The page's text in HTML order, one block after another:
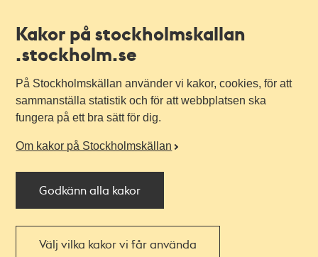
Kakor på stockholmskallan
.stockholm.se
På Stockholmskällan använder vi kakor, cookies, för att
sammanställa statistik och för att webbplatsen ska
fungera på ett bra sätt för dig.
Om kakor på Stockholmskällan
Godkänn alla kakor
Välj vilka kakor vi får använda